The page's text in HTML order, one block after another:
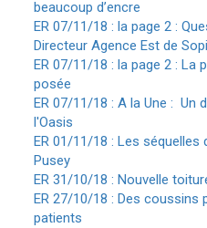
beaucoup d’encre
ER 07/11/18 : la page 2 :
Directeur Agence Est de
ER 07/11/18 : la page 2 : La
posée
ER 07/11/18 : A la Une : Un
l'Oasis
ER 01/11/18 : Les séquelles
Pusey
ER 31/10/18 : Nouvelle
ER 27/10/18 : Des coussins
patients